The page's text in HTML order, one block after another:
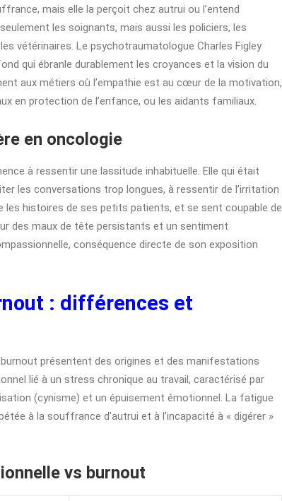
mais elle la perçoit chez autrui ou l’entend
les soignants, mais aussi les policiers, les
vétérinaires. Le psychotraumatologue Charles Figley
qui ébranle durablement les croyances et la vision du
aux métiers où l’empathie est au cœur de la motivation,
en protection de l’enfance, ou les aidants familiaux.
en oncologie
à ressentir une lassitude inhabituelle. Elle qui était
les conversations trop longues, à ressentir de l’irritation
les histoires de ses petits patients, et se sent coupable de
des maux de tête persistants et un sentiment
conséquence directe de son exposition
: différences et
présentent des origines et des manifestations
lié à un stress chronique au travail, caractérisé par
(cynisme) et un épuisement émotionnel. La fatigue
à la souffrance d’autrui et à l’incapacité à « digérer »
vs burnout